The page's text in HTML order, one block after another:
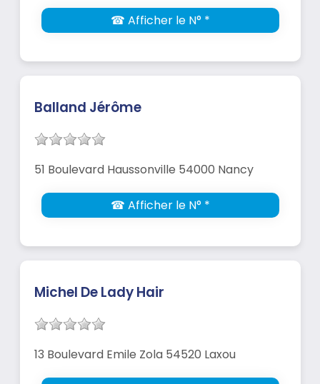
☎ Afficher le N° *
Balland Jérôme
51 Boulevard Haussonville 54000 Nancy
☎ Afficher le N° *
Michel De Lady Hair
13 Boulevard Emile Zola 54520 Laxou